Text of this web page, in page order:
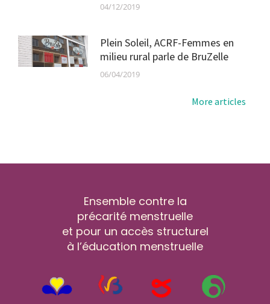
04/12/2019
Plein Soleil, ACRF-Femmes en
milieu rural parle de BruZelle
06/04/2019
More articles
Ensemble contre la
précarité menstruelle
et pour un accès structurel
à l’éducation menstruelle